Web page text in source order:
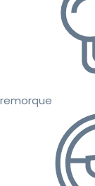
remorque